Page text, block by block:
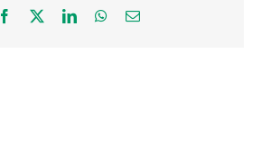
Facebook LinkedInWhatsApp
Correo